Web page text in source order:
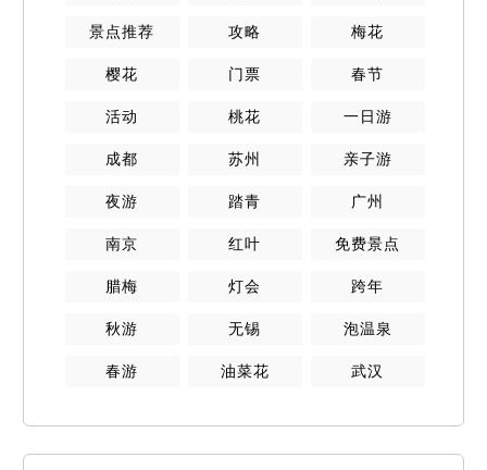
景点推荐 攻略 梅花
樱花 门票 春节
活动 桃花 一日游
成都 苏州 亲子游
夜游 踏青 广州
南京 红叶 免费景点
腊梅 灯会 跨年
秋游 无锡 泡温泉
春游 油菜花 武汉